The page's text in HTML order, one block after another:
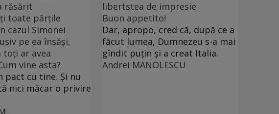
răsărit
toate părțile
cazul Simonei
pe ea însăși,
toți ar avea
vine asta?
pact cu tine. Și nu
nici măcar o privire
libertstea de impresie
Buon appetito!
Dar, apropo, cred că, după ce a
făcut lumea, Dumnezeu s-a mai
gîndit puțin și a creat Italia.
Andrei MANOLESCU